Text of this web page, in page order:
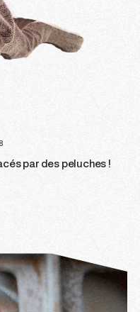
par des peluches !